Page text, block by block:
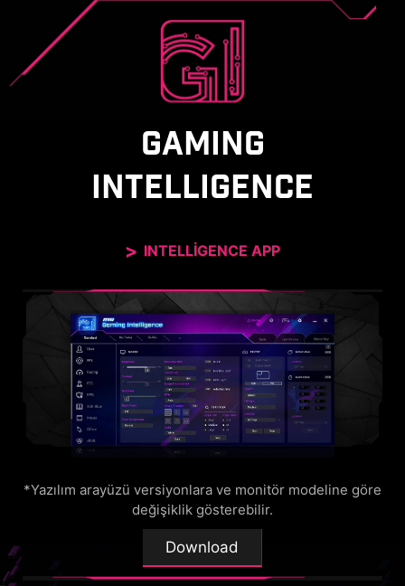
GAMING
INTELLIGENCE
INTELLIGENCE APP
*Yazılım arayüzü versiyonlara ve monitör modeline göre
değişiklik gösterebilir.
Download